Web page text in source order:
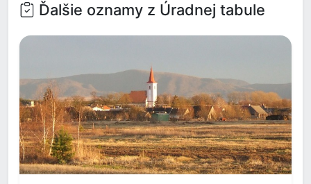
Ďalšie oznamy z Úradnej tabule